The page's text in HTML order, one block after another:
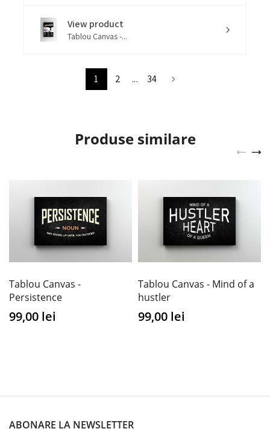
View product
Tablou Canvas -...
1 2 ... 34
Produse similare
Tablou Canvas -
Persistence
99,00 lei
Tablou Canvas - Mind of a
hustler
99,00 lei
ABONARE LA NEWSLETTER